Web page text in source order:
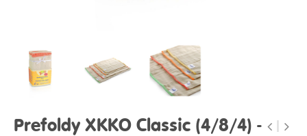
Prefoldy XKKO Classic (4/8/4) -